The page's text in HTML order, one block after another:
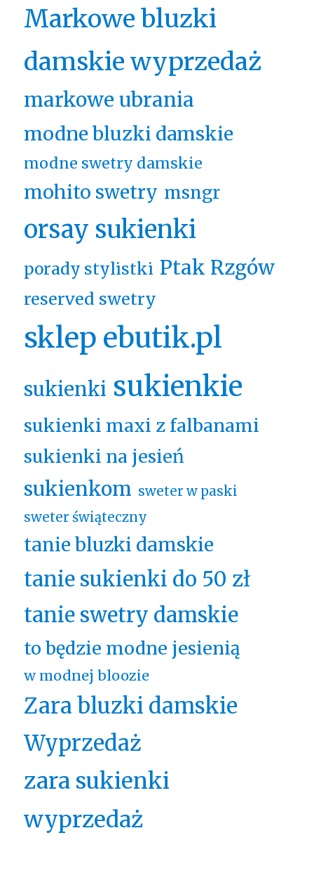
Markowe bluzki
damskie wyprzedaż
markowe ubrania
modne bluzki damskie
modne swetry damskie
mohito swetry msngr
orsay sukienki
porady stylistki Ptak Rzgów
reserved swetry
sklep ebutik.pl
sukienki sukienkie
sukienki maxi z falbanami
sukienki na jesień
sukienkom sweter w paski
sweter świąteczny
tanie bluzki damskie
tanie sukienki do 50 zł
tanie swetry damskie
to będzie modne jesienią
w modnej bloozie
Zara bluzki damskie
Wyprzedaż
zara sukienki
wyprzedaż